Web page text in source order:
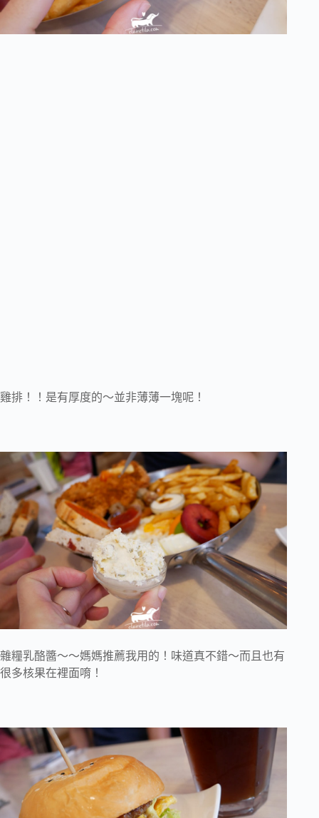
雞排！！是有厚度的～並非薄薄一塊呢！
雜糧乳酪醬～～媽媽推薦我用的！味道真不錯～而且也有
很多核果在裡面唷！